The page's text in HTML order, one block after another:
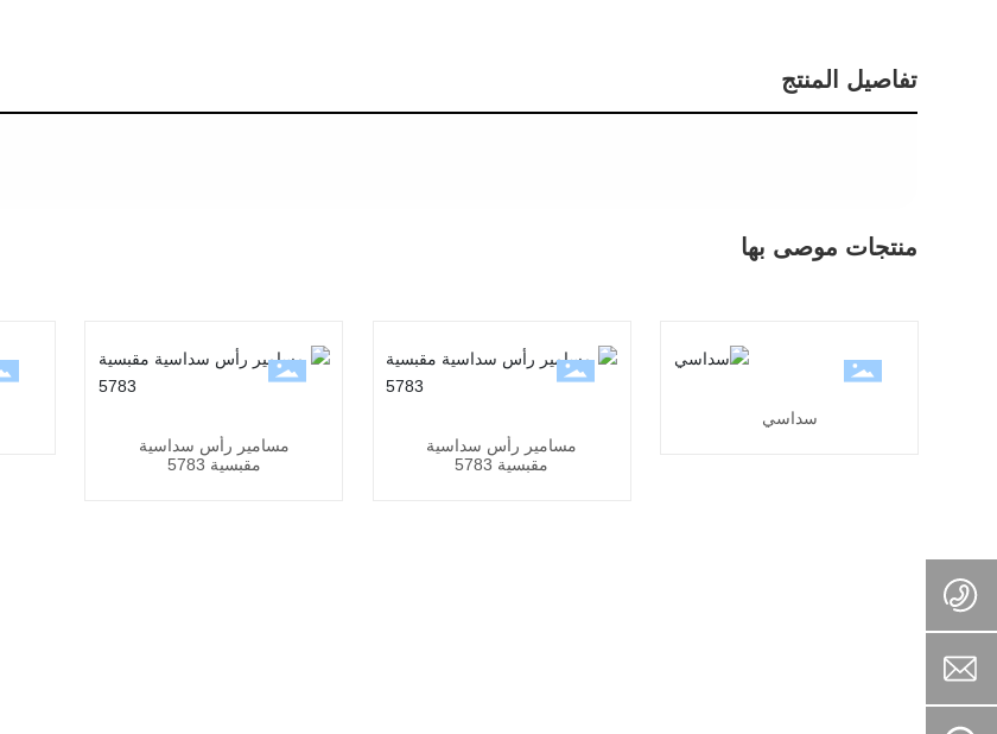
تفاصيل المنتج
منتجات موصى بها
سداسي
مسامير رأس سداسية
مقبسية 5783
مسامير رأس سداسية
مقبسية 5783
+86-
leo@b7-